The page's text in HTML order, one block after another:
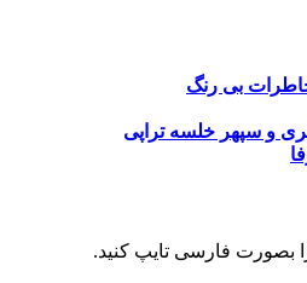
بی رنگ
و سپهر خلسهتراپی
بصورت فارسی تایپ کنید.